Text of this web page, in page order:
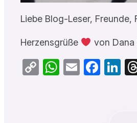
Liebe Blog-Leser,
Herzensgrüße von Dana
CopyWhatsApp
Email